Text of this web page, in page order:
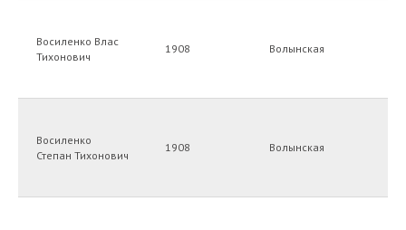
Восиленко Влас
Тихонович
1908 Волынская
Восиленко
Степан Тихонович
1908 Волынская